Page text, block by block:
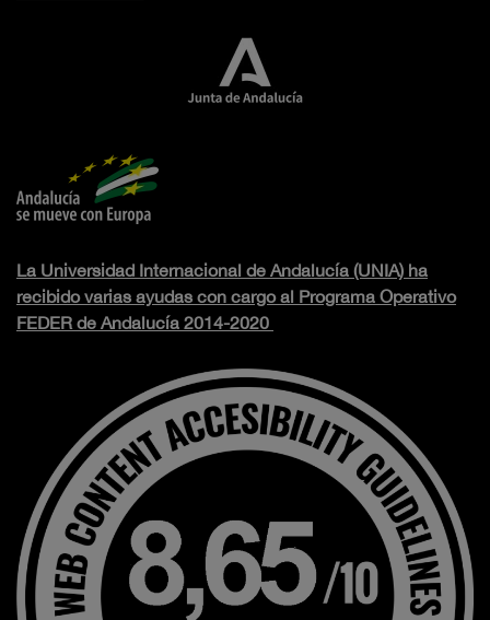
La Universidad Internacional de Andalucía (UNIA) ha
recibido varias ayudas con cargo al Programa Operativo
FEDER de Andalucía 2014-2020